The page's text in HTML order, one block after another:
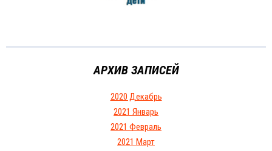
АРХИВ ЗАПИСЕЙ
2020 Декабрь
2021 Январь
2021 Февраль
2021 Март